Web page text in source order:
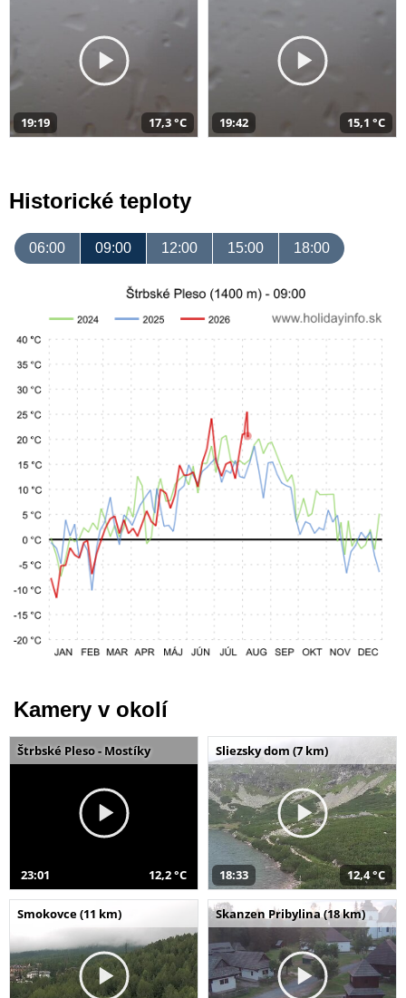
19:19 17,3 °C 19:42 15,1 °C
Historické teploty
06:00 09:00 12:00 15:00 18:00
Kamery v okolí
Štrbské Pleso - Mostíky
23:01 12,2 °C
Sliezsky dom (7 km)
18:33 12,4 °C
Smokovce (11 km) Skanzen Pribylina (18 km)